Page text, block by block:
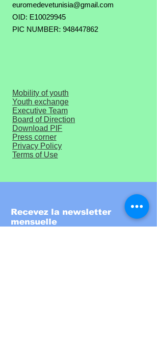
euromedevetunisia@gmail.com
OID: E10029945
PIC NUMBER: 948447862
Mobility of youth
Youth exchange
Executive Team
Board of Direction
Download PIF
Press corner
Privacy Policy
Terms of Use
Recevez la newsletter
mensuelle